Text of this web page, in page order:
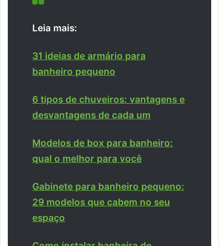
Leia mais:
31 ideias de armário para
banheiro pequeno
6 tipos de chuveiros: vantagens e
desvantagens de cada um
Modelos de box para banheiro:
qual o melhor para você
Gabinete para banheiro pequeno:
29 modelos que cabem no seu
espaço